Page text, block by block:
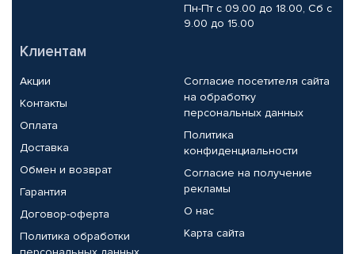
Пн-Пт с 09.00 до 18.00, Сб с
9.00 до 15.00
Клиентам
Акции
Контакты
Оплата
Доставка
Обмен и возврат
Гарантия
Договор-оферта
Политика обработки
Согласие посетителя сайта
на обработку
персональных данных
Политика
конфиденциальности
Согласие на получение
рекламы
О нас
Карта сайта